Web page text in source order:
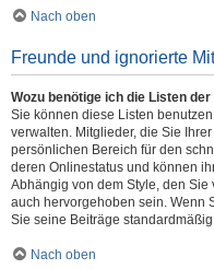
Nach oben
Freunde und ignorierte
Wozu benötige ich die Listen
Sie können diese Listen
verwalten. Mitglieder, die Sie
persönlichen Bereich für den
deren Onlinestatus und können
Abhängig von dem Style, den
auch hervorgehoben sein. Wenn
Sie seine Beiträge
Nach oben